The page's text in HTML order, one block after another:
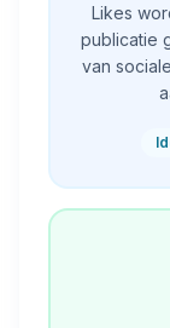
Likes
publicatie
van